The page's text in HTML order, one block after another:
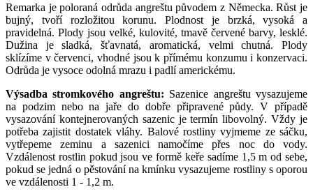
Remarka je poloraná odrůda angreštu původem z Německa. Růst je
bujný, tvoří rozložitou korunu. Plodnost je brzká, vysoká a
pravidelná. Plody jsou velké, kulovité, tmavě červené barvy, lesklé.
Dužina je sladká, šťavnatá, aromatická, velmi chutná. Plody
sklízíme v červenci, vhodné jsou k přímému konzumu i konzervaci.
Odrůda je vysoce odolná mrazu i padlí americkému.
Výsadba stromkového angreštu: Sazenice angreštu vysazujeme
na podzim nebo na jaře do dobře připravené půdy. V případě
vysazování kontejnerovaných sazenic je termín libovolný. Vždy je
potřeba zajistit dostatek vláhy. Balové rostliny vyjmeme ze sáčku,
vytřepeme zeminu a sazenici namočíme přes noc do vody.
Vzdálenost rostlin pokud jsou ve formě keře sadíme 1,5 m od sebe,
pokud se jedná o pěstování na kmínku vysazujeme rostliny s oporou
ve vzdálenosti 1 - 1,2 m.